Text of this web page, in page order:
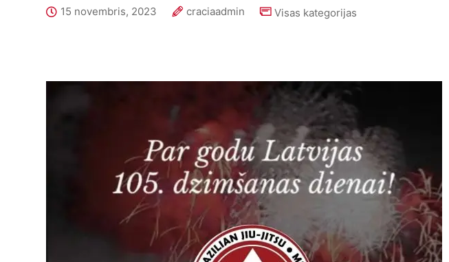
15 novembris, 2023 craciaadmin Visas kategorijas